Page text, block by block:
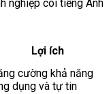
nghiệp coi tiếng Anh
Lợi ích
cường khả năng
dụng và tự tin